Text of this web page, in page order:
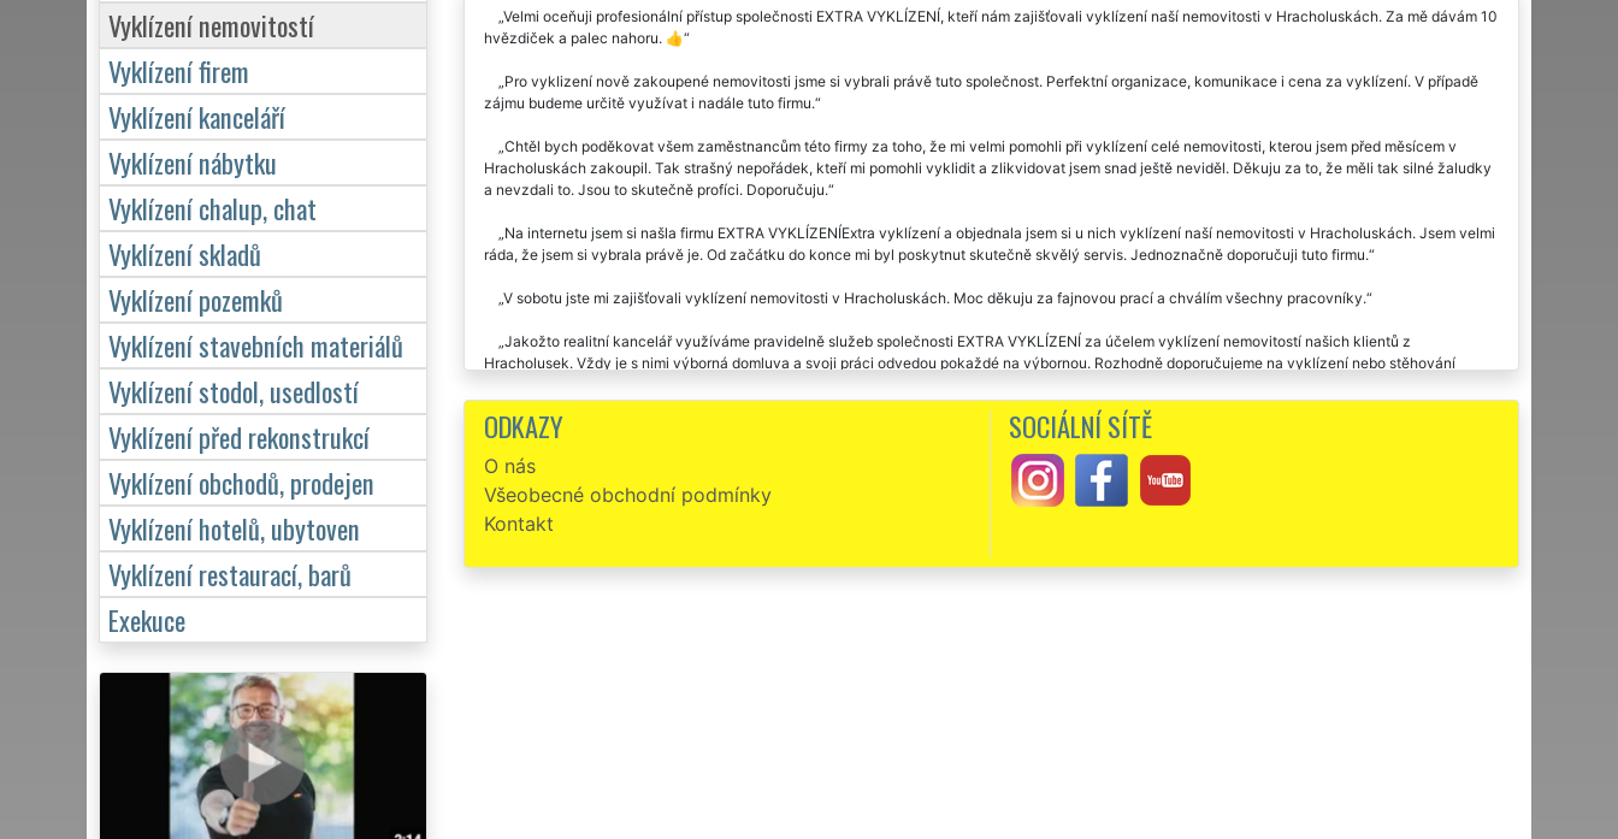
Velmi oceňuji profesionální přístup společnosti EXTRA VYKLÍZENÍ, kteří nám zajišťovali vyklízení naší nemovitosti v Hracholuskách. Za mě dávám 10
hvězdiček a palec nahoru. 👍
Pro vyklizení nově zakoupené nemovitosti jsme si vybrali právě tuto společnost. Perfektní organizace, komunikace i cena za vyklízení. V případě
zájmu budeme určitě využívat i nadále tuto firmu.
Chtěl bych poděkovat všem zaměstnancům této firmy za toho, že mi velmi pomohli při vyklízení celé nemovitosti, kterou jsem před měsícem v
Hracholuskách zakoupil. Tak strašný nepořádek, kteří mi pomohli vyklidit a zlikvidovat jsem snad ještě neviděl. Děkuju za to, že měli tak silné žaludky
a nevzdali to. Jsou to skutečně profíci. Doporučuju.
Na internetu jsem si našla firmu EXTRA VYKLÍZENÍExtra vyklízení a objednala jsem si u nich vyklízení naší nemovitosti v Hracholuskách. Jsem velmi
ráda, že jsem si vybrala právě je. Od začátku do konce mi byl poskytnut skutečně skvělý servis. Jednoznačně doporučuji tuto firmu.
V sobotu jste mi zajišťovali vyklízení nemovitosti v Hracholuskách. Moc děkuju za fajnovou prací a chválím všechny pracovníky.
Jakožto realitní kancelář využíváme pravidelně služeb společnosti EXTRA VYKLÍZENÍ za účelem vyklízení nemovitostí našich klientů z
Hracholusek. Vždy je s nimi výborná domluva a svoji práci odvedou pokaždé na výbornou. Rozhodně doporučujeme na vyklízení nebo stěhování
Vyklizení bordelu a nepořádku z celé nemovitosti v Hracholuskách proběhlo naprosto bezchybně a velmi rychle. Děkuji za vaši ochotu. Určitě budu
ODKAZY
O nás
Všeobecné obchodní podmínky
Kontakt
SOCIÁLNÍ SÍTĚ
Vyklízení nemovitostí
Vyklízení firem
Vyklízení kanceláří
Vyklízení nábytku
Vyklízení chalup, chat
Vyklízení skladů
Vyklízení pozemků
Vyklízení stavebních materiálů
Vyklízení stodol, usedlostí
Vyklízení před rekonstrukcí
Vyklízení obchodů, prodejen
Vyklízení hotelů, ubytoven
Vyklízení restaurací, barů
Exekuce